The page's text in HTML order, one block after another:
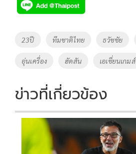
e
b
o
o
k
tt
er
p
y
Li
n
k
Tags
23ปี ทีมชาติไทย ธวัชชัย
อุ่นเครื่อง ฮัดสัน เอเชี่ยนเกมส์
ข่าวที่เกี่ยวข้อง